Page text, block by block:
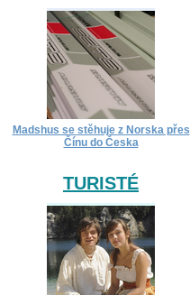
Madshus se stěhuje z Norska přes
Čínu do Česka
TURISTÉ